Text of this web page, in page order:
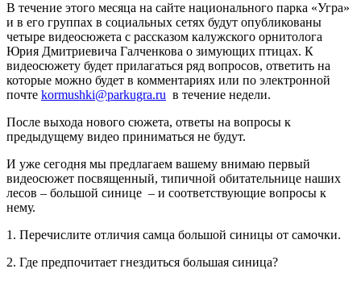
В течение этого месяца на сайте национального парка «Угра»
и в его группах в социальных сетях будут опубликованы
четыре видеосюжета с рассказом калужского орнитолога
Юрия Дмитриевича Галченкова о зимующих птицах. К
видеосюжету будет прилагаться ряд вопросов, ответить на
которые можно будет в комментариях или по электронной
почте kormushki@parkugra.ru в течение недели.
После выхода нового сюжета, ответы на вопросы к
предыдущему видео приниматься не будут.
И уже сегодня мы предлагаем вашему внимаю первый
видеосюжет посвященный, типичной обитательнице наших
лесов – большой синице – и соответствующие вопросы к
нему.
1. Перечислите отличия самца большой синицы от самочки.
2. Где предпочитает гнездиться большая синица?